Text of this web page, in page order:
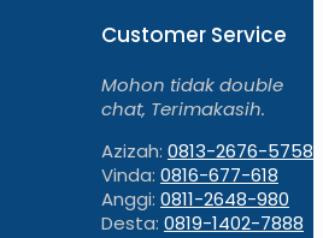
Customer Service
Mohon tidak double
chat, Terimakasih.
Azizah: 0813-2676-5758
Vinda: 0816-677-618
Anggi: 0811-2648-980
Desta: 0819-1402-7888